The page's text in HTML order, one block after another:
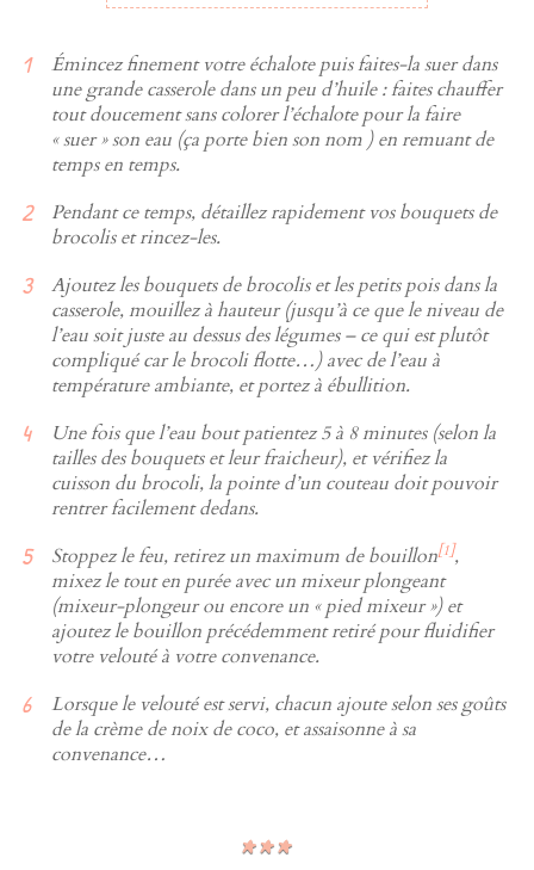
Émincez finement votre échalote puis faites-la suer dans
une grande casserole dans un peu d’huile : faites chauffer
tout doucement sans colorer l’échalote pour la faire
« suer » son eau (ça porte bien son nom ) en remuant de
temps en temps.
Pendant ce temps, détaillez rapidement vos bouquets de
brocolis et rincez-les.
Ajoutez les bouquets de brocolis et les petits pois dans la
casserole, mouillez à hauteur (jusqu’à ce que le niveau de
l’eau soit juste au dessus des légumes – ce qui est plutôt
compliqué car le brocoli flotte…) avec de l’eau à
température ambiante, et portez à ébullition.
Une fois que l’eau bout patientez 5 à 8 minutes (selon la
tailles des bouquets et leur fraicheur), et vérifiez la
cuisson du brocoli, la pointe d’un couteau doit pouvoir
rentrer facilement dedans.
Stoppez le feu, retirez un maximum de bouillon[1],
mixez le tout en purée avec un mixeur plongeant
(mixeur-plongeur ou encore un « pied mixeur ») et
ajoutez le bouillon précédemment retiré pour fluidifier
votre velouté à votre convenance.
Lorsque le velouté est servi, chacun ajoute selon ses goûts
de la crème de noix de coco, et assaisonne à sa
convenance…